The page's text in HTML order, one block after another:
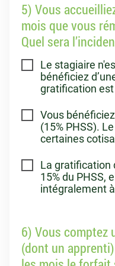
5) Vous
mois que vous
Quel sera
Le stagiaire
bénéficiez
gratification
Vous
(15% PHSS).
certaines
La gratification
15% du PHSS,
intégralement
6) Vous comptez
(dont un